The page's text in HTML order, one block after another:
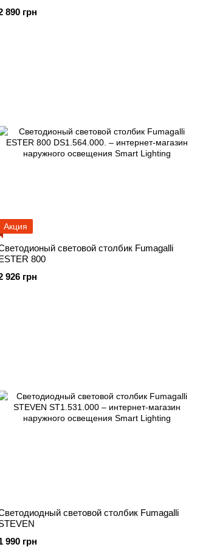
890 грн
Акция
световой столбик Fumagalli
800
926 грн
световой столбик Fumagalli
990 грн